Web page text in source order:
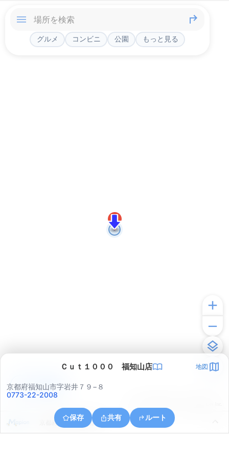
グルメ コンビニ 公園 もっと見る
Ｃｕｔ１０００ 福知山店 地図
京都府福知山市字岩井７９−８
0773-22-2008
保存 共有 ルート
京都府福知山市字岩井
アプリで見る